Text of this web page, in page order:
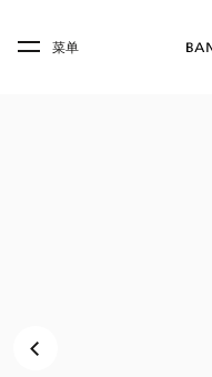
Skip to main footer
菜单